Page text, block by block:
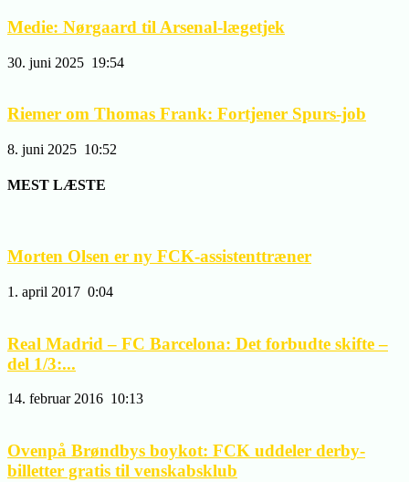
Medie: Nørgaard til Arsenal-lægetjek
30. juni 2025 19:54
Riemer om Thomas Frank: Fortjener Spurs-job
8. juni 2025 10:52
MEST LÆSTE
Morten Olsen er ny FCK-assistenttræner
1. april 2017 0:04
Real Madrid – FC Barcelona: Det forbudte skifte –
del 1/3:...
14. februar 2016 10:13
Ovenpå Brøndbys boykot: FCK uddeler derby-
billetter gratis til venskabsklub